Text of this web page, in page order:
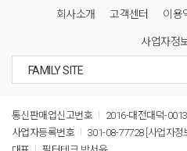
회사소개 고객센터 이용
사업자정
통신판매업신고번호
2016-대전대덕-
사업자등록번호
301-08-77728 [사업자정